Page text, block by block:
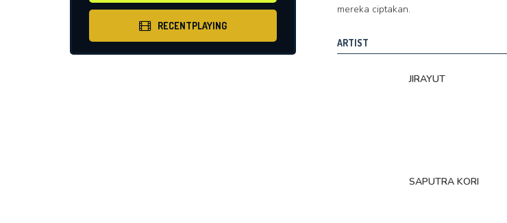
RECENTPLAYING
mereka ciptakan.
ARTIST
JIRAYUT
SAPUTRA KORI